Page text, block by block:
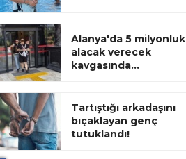
Alanya'da 5 milyonluk
alacak verecek
kavgasında...
Tartıştığı arkadaşını
bıçaklayan genç
tutuklandı!